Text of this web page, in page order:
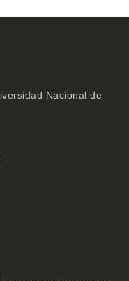
Nacional de